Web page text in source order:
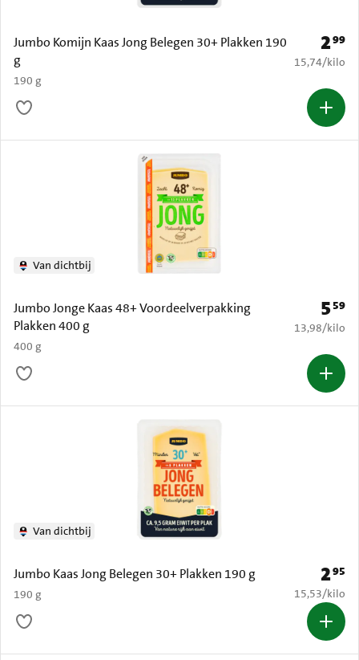
Jumbo Komijn Kaas Jong Belegen 30+ Plakken 190
g
190 g
Prijs:
299
€ 15,74 per
15,74/kilo
Jumbo Jonge Kaas 48+ Voordeelverpakking
Plakken 400 g
400 g
Van dichtbij
Prijs:
559
€ 13,98 per
13,98/kilo
Jumbo Kaas Jong Belegen 30+ Plakken 190 g
190 g
Van dichtbij
Prijs:
295
€ 15,53 per
15,53/kilo